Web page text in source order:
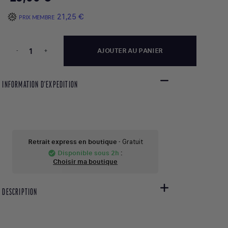
PRIX MEMBRE 21,25 €
- + AJOUTER AU PANIER
INFORMATION D'EXPEDITION
Retrait express en boutique - Gratuit
check_circle Disponible sous 2h :
Choisir ma boutique
DESCRIPTION